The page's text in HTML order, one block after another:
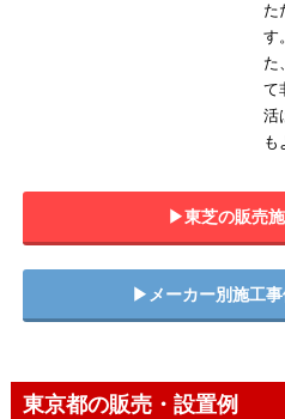
た
す
た
て
活
も
▶︎東芝の販売
▶︎メーカー別施工
東京都の販売・設置例